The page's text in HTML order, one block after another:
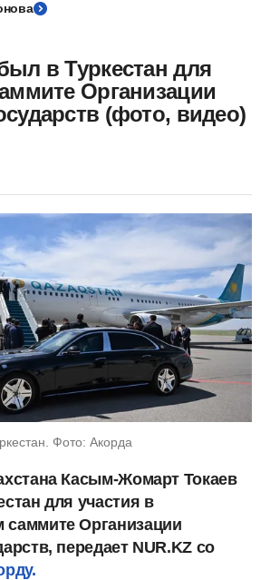
в Туркестан для
Организации
(фото, видео)
Фото: Акорда
Касым-Жомарт Токаев
для участия в
Организации
передает NUR.KZ со